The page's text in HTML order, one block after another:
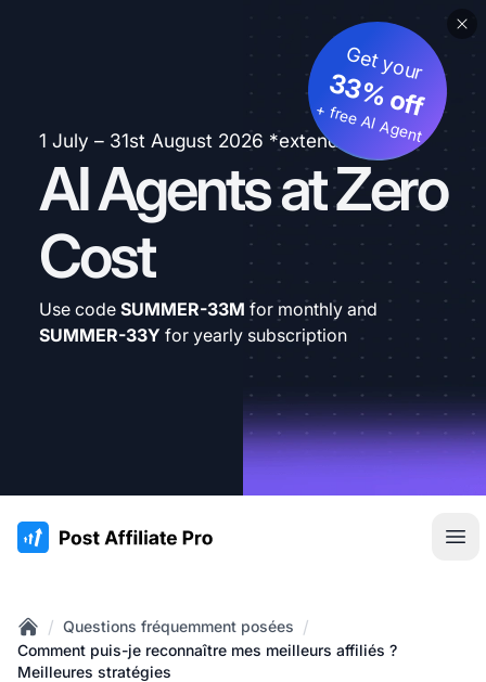
1 July – 31st August 2026 *extended
AI Agents at Zero
Cost
Get your
33% off
+ free AI Agent
Use code SUMMER-33M for monthly and
SUMMER-33Y for yearly subscription
:site.title
Home
/ Questions fréquemment posées /
Comment puis-je reconnaître mes meilleurs affiliés ?
Meilleures stratégies